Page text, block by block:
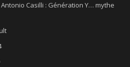
Casilli : Génération Y… mythe